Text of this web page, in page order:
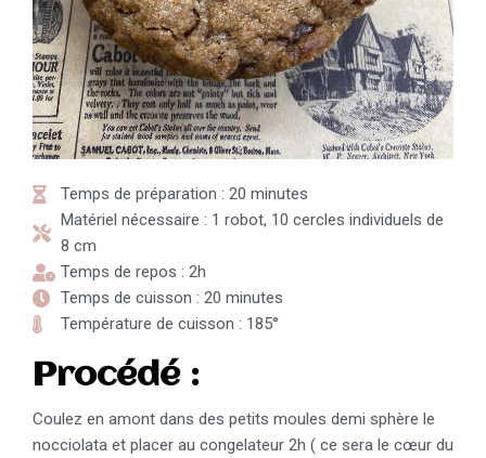
Temps de préparation : 20 minutes
Matériel nécessaire : 1 robot, 10 cercles individuels de
8 cm
Temps de repos : 2h
Temps de cuisson : 20 minutes
Température de cuisson : 185°
Procédé :
Coulez en amont dans des petits moules demi sphère le
nocciolata et placer au congelateur 2h ( ce sera le cœur du